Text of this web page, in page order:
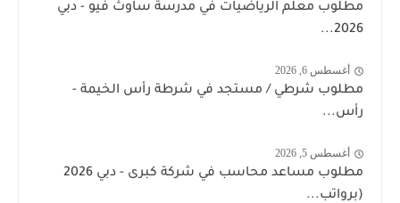
مطلوب معلم الرياضيات في مدرسة ساوث فيو - دبي
2026...
أغسطس 6, 2026
مطلوب شرطي / مستجد في شرطة رأس الخيمة -
رأس...
أغسطس 5, 2026
مطلوب مساعد محاسب في شركة كبرى - دبي 2026
(برواتب...